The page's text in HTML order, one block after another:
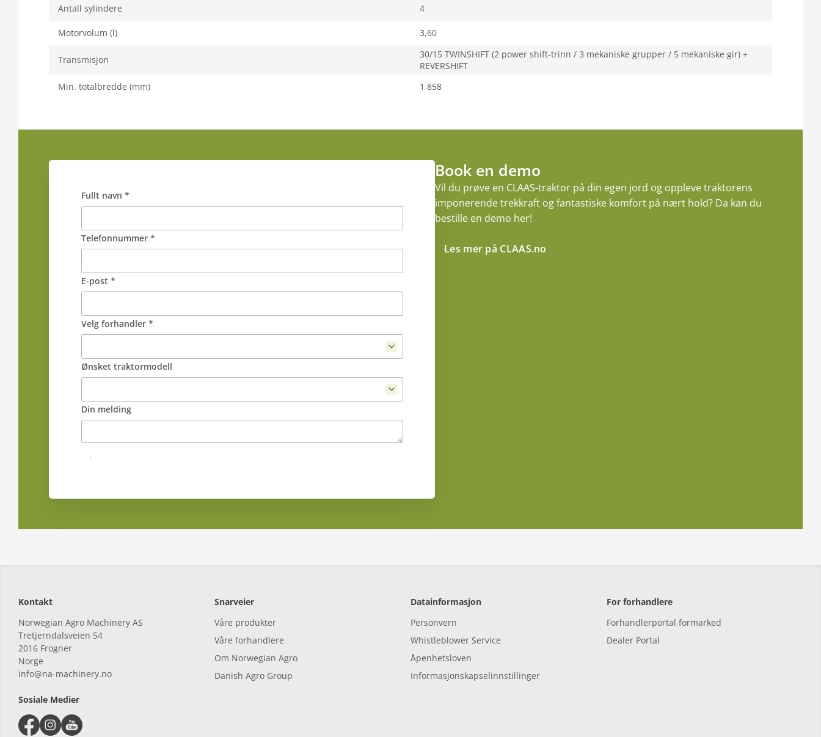
Antall sylindere 4
Motorvolum (l) 3,60
Transmisjon
30/15 TWINSHIFT (2 power shift-trinn / 3 mekaniske grupper / 5 mekaniske gir) +
REVERSHIFT
Min. totalbredde (mm)
1 858
Book en demo
Vil du prøve en CLAAS-traktor på din egen jord og oppleve traktorens
imponerende trekkraft og fantastiske komfort på nært hold? Da kan du
bestille en demo her!
Les mer på CLAAS.no
Fullt navn *
Telefonnummer *
E-post *
Velg forhandler *
Ønsket traktormodell
Din melding
Send
Kontakt
Norwegian Agro Machinery AS
Tretjerndalsveien 54
2016 Frogner
Norge
info@na-machinery.no
Snarveier
Våre produkter
Våre forhandlere
Om Norwegian Agro
Danish Agro Group
Datainformasjon
Personvern
Whistleblower Service
Åpenhetsloven
Informasjonskapselinnstillinger
For forhandlere
Forhandlerportal formarked
Dealer Portal
Sosiale Medier